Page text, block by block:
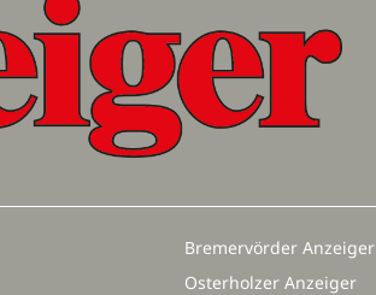
Bremervörder Anzeiger
Osterholzer Anzeiger